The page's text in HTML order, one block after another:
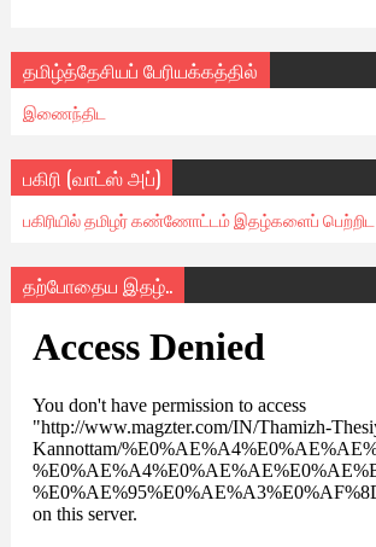
தமிழ்த்தேசியப் பேரியக்கத்தில்
இணைந்திட
பகிரி (வாட்ஸ் அப்)
பகிரியில் தமிழர் கண்ணோட்டம் இதழ்களைப் பெற்றிட
தற்போதைய இதழ்..